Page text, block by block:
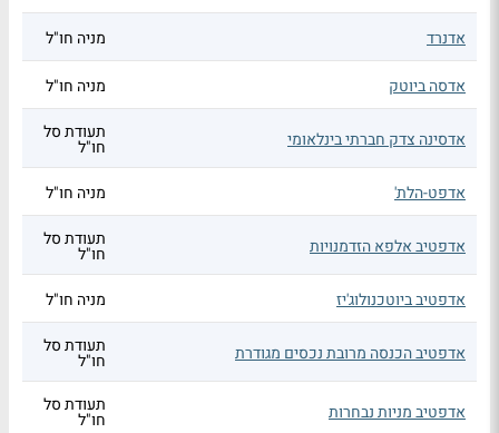
אדנרד מניה חו"ל
אדסה ביוטק מניה חו"ל
אדסינה צדק חברתי בינלאומי תעודת סל
חו"ל
אדפט-הלת'
מניה חו"ל
אדפטיב אלפא הזדמנויות תעודת סל
חו"ל
אדפטיב ביוטכנולוג'יז
מניה חו"ל
אדפטיב הכנסה מרובת נכסים מגודרת תעודת סל
חו"ל
אדפטיב מניות נבחרות תעודת סל
חו"ל